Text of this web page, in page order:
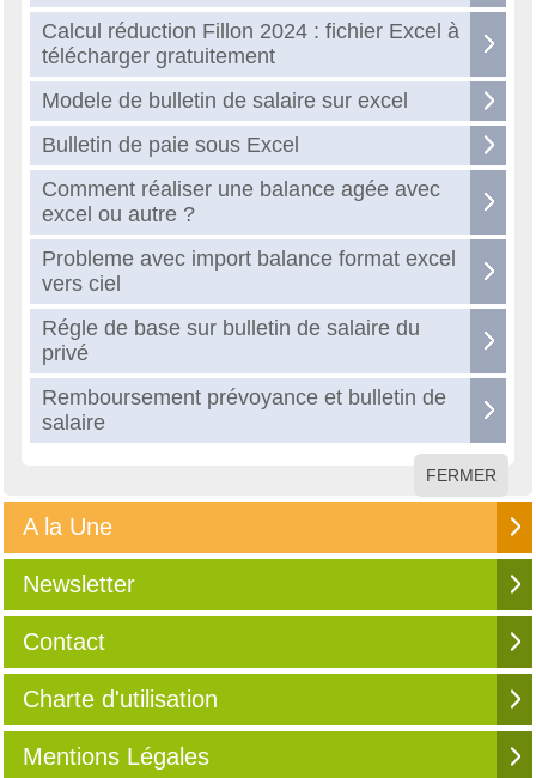
Calcul réduction Fillon 2024 : fichier Excel à
télécharger gratuitement
Modele de bulletin de salaire sur excel
Bulletin de paie sous Excel
Comment réaliser une balance agée avec
excel ou autre ?
Probleme avec import balance format excel
vers ciel
Régle de base sur bulletin de salaire du
privé
Remboursement prévoyance et bulletin de
salaire
FERMER
A la Une
Newsletter
Contact
Charte d'utilisation
Mentions Légales